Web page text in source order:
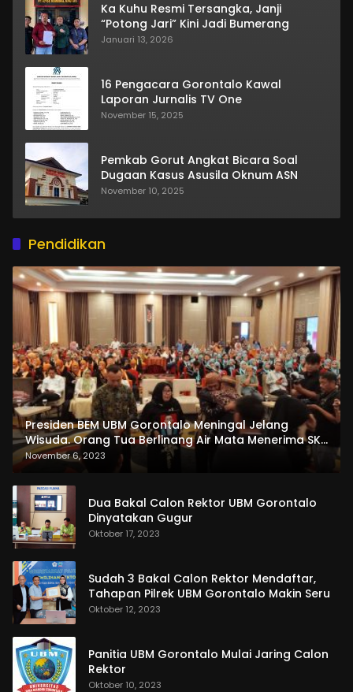
Ka Kuhu Resmi Tersangka, Janji
“Potong Jari” Kini Jadi Bumerang
Januari 13, 2026
16 Pengacara Gorontalo Kawal
Laporan Jurnalis TV One
November 15, 2025
Pemkab Gorut Angkat Bicara Soal
Dugaan Kasus Asusila Oknum ASN
November 10, 2025
Pendidikan
Presiden BEM UBM Gorontalo Meningal Jelang
Wisuda. Orang Tua Berlinang Air Mata Menerima SKL
dan Pemasangan Salempang
November 6, 2023
Dua Bakal Calon Rektor UBM Gorontalo
Dinyatakan Gugur
Oktober 17, 2023
Sudah 3 Bakal Calon Rektor Mendaftar,
Tahapan Pilrek UBM Gorontalo Makin Seru
Oktober 12, 2023
Panitia UBM Gorontalo Mulai Jaring Calon
Rektor
Oktober 10, 2023